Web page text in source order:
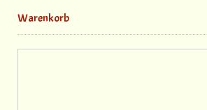
Warenkorb